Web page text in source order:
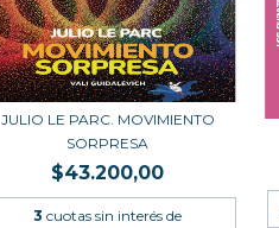
JULIO LE PARC. MOVIMIENTO
SORPRESA
$43.200,00
3 cuotas sin interés de